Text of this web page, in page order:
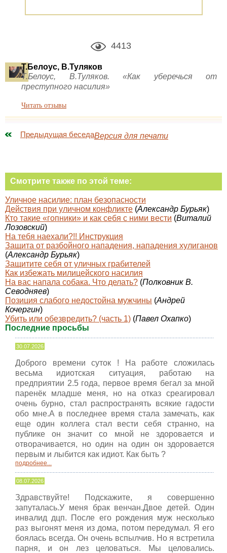
4413
Т.Белоус, В.Туляков
Т.Белоус, В.Туляков. «Как уберечься от
преступного насилия»
Читать отзывы
Предыдущая беседаВерсия для печати
Смотрите также по этой теме:
Уличное насилие: план безопасности
Действия при уличном конфликте (Александр Бурьяк)
Кто такие «гопники» и как себя с ними вести (Виталий
Лозовский)
На тебя наехали?!! Инструкция
Защита от разбойного нападения, нападения хулиганов
(Александр Бурьяк)
Защитите себя от уличных грабителей
Как избежать милицейского насилия
На вас напала собака. Что делать? (Полковник В.
Севодняев)
Позиция слабого недостойна мужчины (Андрей
Кочергин)
Убить или обезвредить? (часть 1) (Павел Охапко)
Последние просьбы
30.07.2026
Доброго времени суток ! На работе сложилась
весьма идиотская ситуация, работаю на
предприятии 2.5 года, первое время бегал за мной
паренёк младше меня, но на отказ среагировал
очень бурно, стал распространять всякие гадости
обо мне.А в последнее время стала замечать, как
еще один коллега стал вести себя странно, на
публике он значит со мной не здоровается и
отворачивается, но один на один он здоровается
первым и лыбится как идиот. Как быть ?
подробнее...
08.07.2026
Здравствуйте! Подскажите, я совершенно
запуталась.У меня брак венчан.Двое детей. Один
инвалид дцп. После его рождения муж несколько
раз выгонят меня из дома, потом передумал. Я его
боялась всегда. Он очень вспылчив. Но я встретила
парня, и он лез целоваться. Мы целовались.